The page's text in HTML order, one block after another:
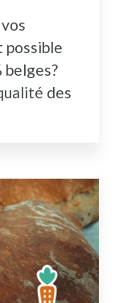
possible
belges?
des